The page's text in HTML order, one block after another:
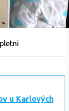
u Karlových